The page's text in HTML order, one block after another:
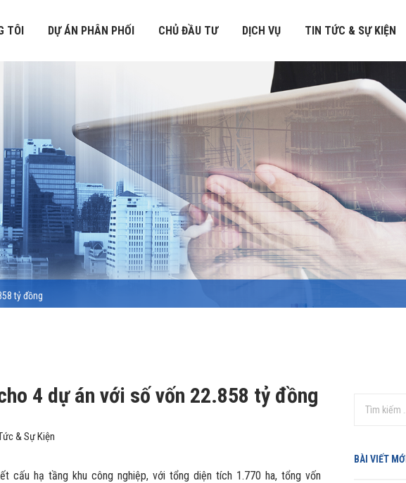
TÔI DỰ ÁN PHÂN PHỐI CHỦ ĐẦU TƯ DỊCH VỤ TIN TỨC & SỰ KIỆN
tỷ đồng
4 dự án với số vốn 22.858 tỷ đồng
& Sự Kiện
cấu hạ tầng khu công nghiệp, với tổng diện tích 1.770 ha, tổng vốn
BÀI VIẾT MỚI